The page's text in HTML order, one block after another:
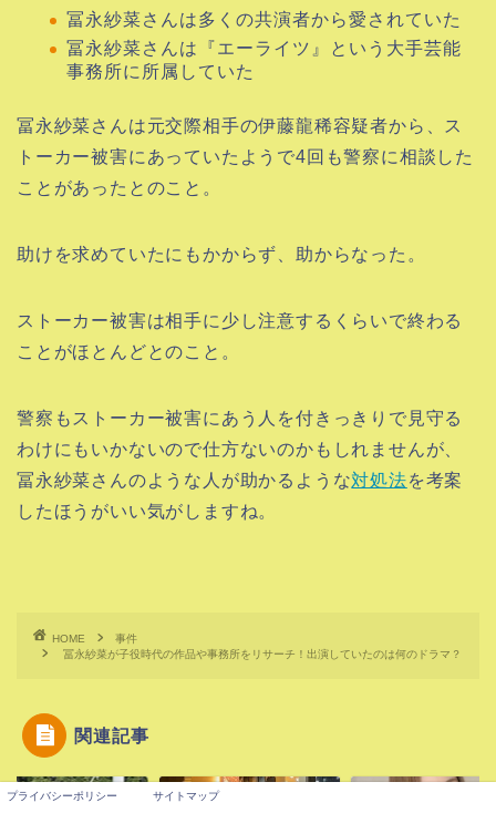
冨永紗菜さんは多くの共演者から愛されていた
冨永紗菜さんは『エーライツ』という大手芸能
事務所に所属していた
冨永紗菜さんは元交際相手の伊藤龍稀容疑者から、ス
トーカー被害にあっていたようで4回も警察に相談した
ことがあったとのこと。
助けを求めていたにもかからず、助からなった。
ストーカー被害は相手に少し注意するくらいで終わる
ことがほとんどとのこと。
警察もストーカー被害にあう人を付きっきりで見守る
わけにもいかないので仕方ないのかもしれませんが、
冨永紗菜さんのような人が助かるような対処法を考案
したほうがいい気がしますね。
HOME
事件
冨永紗菜が子役時代の作品や事務所をリサーチ！出演していたのは何のドラマ？
関連記事
事件
プライバシーポリシー サイトマップ